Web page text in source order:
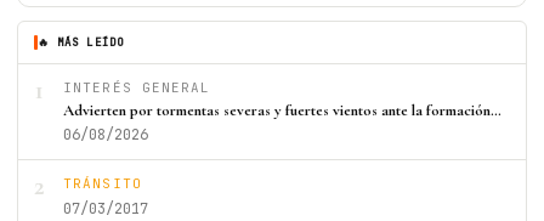
🔥 MÁS LEÍDO
1 INTERÉS GENERAL
Advierten por tormentas severas y fuertes vientos ante la formación…
06/08/2026
2 TRÁNSITO
07/03/2017